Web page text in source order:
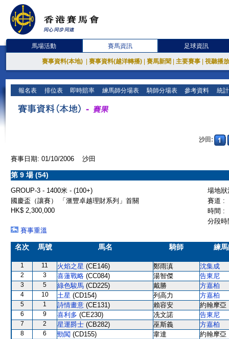
馬場活動 賽馬資訊 足球資訊
賽事資料(本地) 賽事資料(越洋轉播) 賽馬新聞 主要賽事 視聽播
報名表 排位表 即時賠率 練馬師分場表 騎師分場表 參考資料 統
沙田:
賽事日期: 01/10/2006 沙田
第 9 場 (54)
GROUP-3 - 1400米 - (100+)
場地
國慶盃（讓賽） 「滙豐卓越理財系列」首關
賽道 :
HK$ 2,300,000
時間 :
分段
賽事重溫
名次 馬號 馬名 騎師 練
1 11 火焰之星 (CE146) 鄭雨滇 沈集成
2 3 喜蓮戰略 (CC084) 湯智傑 告東尼
3 5 綠色駿馬 (CD225) 戴勝 方嘉柏
4 10 土星 (CD154) 列高力 方嘉柏
5 1 詩情畫意 (CE131) 賴容安 約翰摩亞
6 9 喜利多 (CE230) 冼文諾 告東尼
7 2 星運爵士 (CB282) 巫斯義 方嘉柏
8 6 勁闖 (CD155) 韋達 約翰摩亞